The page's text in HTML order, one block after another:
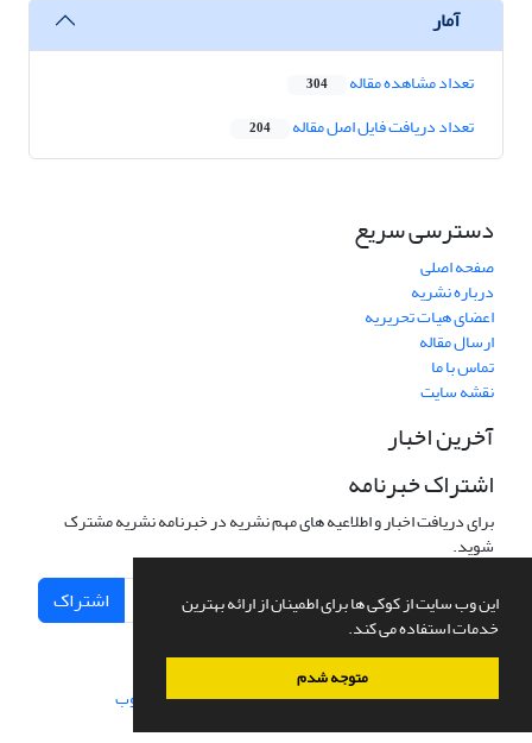
این وب سایت از کوکی ها برای اطمینان از ارائه بهترین
خدمات استفاده می کند.
متوجه شدم
آمار
تعداد مشاهده مقاله 304
تعداد دریافت فایل اصل مقاله 204
دسترسی سریع
صفحه اصلی
درباره نشریه
اعضای هیات تحریریه
ارسال مقاله
تماس با ما
نقشه سایت
آخرین اخبار
اشتراک خبرنامه
برای دریافت اخبار و اطلاعیه های مهم نشریه در خبرنامه نشریه مشترک
شوید.
اشتراک
سامانه مدیریت نشریات علمی.طراحی و پیاده سازی از سیناوب